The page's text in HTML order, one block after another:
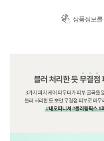
상품정보를